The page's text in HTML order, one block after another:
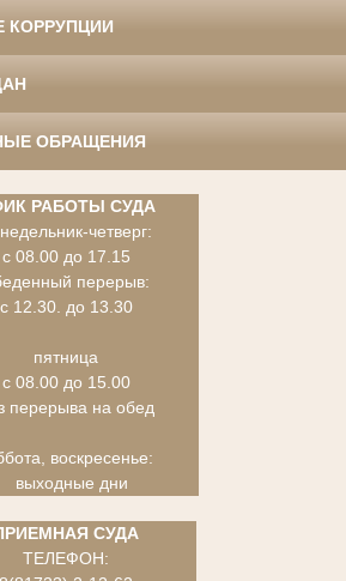
КОРРУПЦИИ
ОБРАЩЕНИЯ
РАБОТЫ СУДА
четверг:
с 08.00 до 17.15
перерыв:
с 12.30. до 13.30
пятница
с 08.00 до 15.00
перерыва на обед
воскресенье:
дни
СУДА
ТЕЛЕФОН: